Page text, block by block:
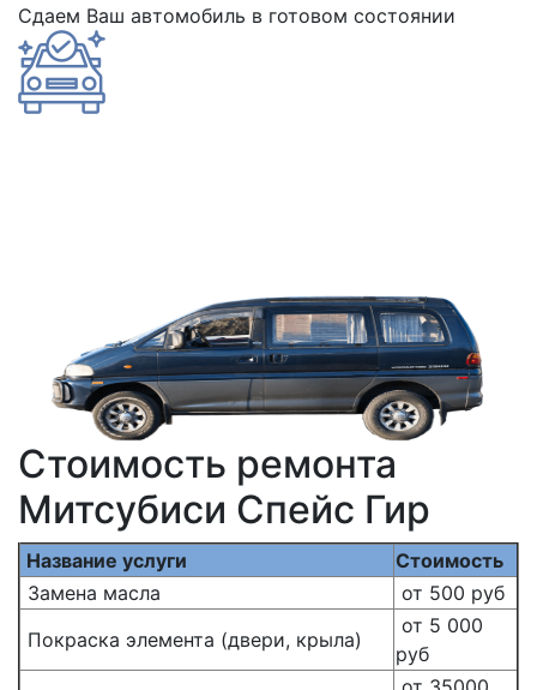
Сдаем Ваш автомобиль в готовом состоянии
Стоимость ремонта
Митсубиси Спейс Гир
Название услуги
Стоимость
Замена масла
от 500 руб
Покраска элемента (двери, крыла)
от 5 000
руб